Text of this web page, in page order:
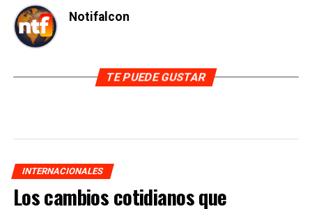
Notifalcon
TE PUEDE GUSTAR
INTERNACIONALES
Los cambios cotidianos que